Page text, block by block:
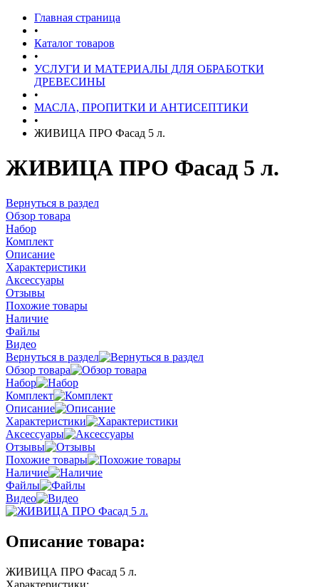
Главная страница
•
Каталог товаров
•
УСЛУГИ И МАТЕРИАЛЫ ДЛЯ ОБРАБОТКИ
ДРЕВЕСИНЫ
•
МАСЛА, ПРОПИТКИ И АНТИСЕПТИКИ
•
ЖИВИЦА ПРО Фасад 5 л.
ЖИВИЦА ПРО Фасад 5 л.
Вернуться в раздел
Обзор товара
Набор
Комплект
Описание
Характеристики
Аксессуары
Отзывы
Похожие товары
Наличие
Файлы
Видео
Вернуться в раздел
Обзор товара
Набор
Комплект
Описание
Характеристики
Аксессуары
Отзывы
Похожие товары
Наличие
Файлы
Видео
Описание товара:
ЖИВИЦА ПРО Фасад 5 л.
Характеристики: